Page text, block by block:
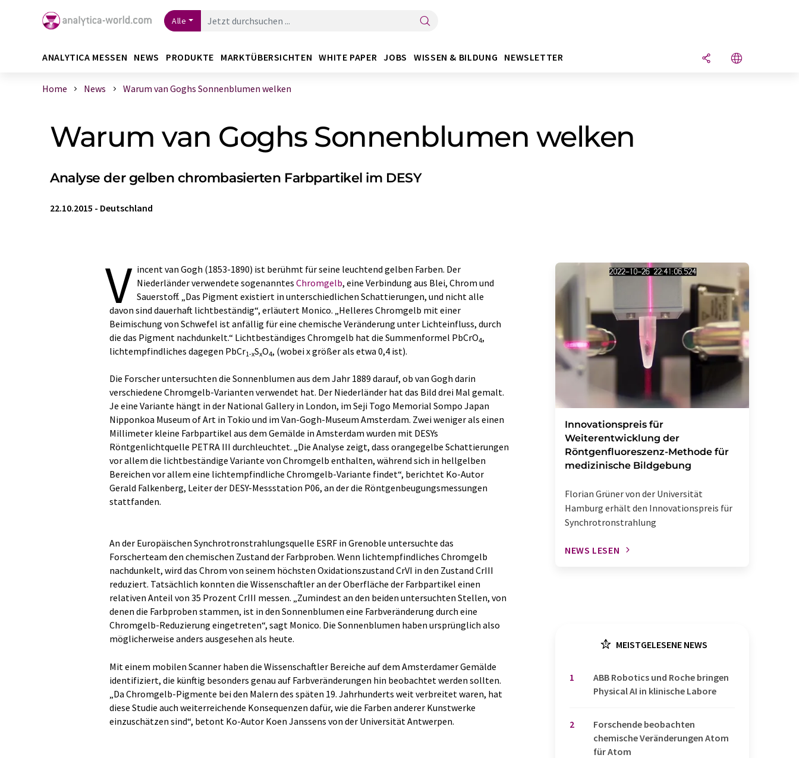
Alle
ANALYTICA MESSEN NEWS PRODUKTE MARKTÜBERSICHTEN WHITE PAPER JOBS WISSEN & BILDUNG NEWSLETTER
Home News Warum van Goghs Sonnenblumen welken
Warum van Goghs Sonnenblumen welken
Analyse der gelben chrombasierten Farbpartikel im DESY
22.10.2015 - Deutschland
V incent van Gogh (1853-1890) ist berühmt für seine leuchtend gelben Farben. Der
Niederländer verwendete sogenanntes Chromgelb, eine Verbindung aus Blei, Chrom und
Sauerstoff. „Das Pigment existiert in unterschiedlichen Schattierungen, und nicht alle
davon sind dauerhaft lichtbeständig“, erläutert Monico. „Helleres Chromgelb mit einer
Beimischung von Schwefel ist anfällig für eine chemische Veränderung unter Lichteinfluss, durch
die das Pigment nachdunkelt.“ Lichtbeständiges Chromgelb hat die Summenformel PbCrO4,
lichtempfindliches dagegen PbCr1-xSxO4, (wobei x größer als etwa 0,4 ist).
Die Forscher untersuchten die Sonnenblumen aus dem Jahr 1889 darauf, ob van Gogh darin
verschiedene Chromgelb-Varianten verwendet hat. Der Niederländer hat das Bild drei Mal gemalt.
Je eine Variante hängt in der National Gallery in London, im Seji Togo Memorial Sompo Japan
Nipponkoa Museum of Art in Tokio und im Van-Gogh-Museum Amsterdam. Zwei weniger als einen
Millimeter kleine Farbpartikel aus dem Gemälde in Amsterdam wurden mit DESYs
Röntgenlichtquelle PETRA III durchleuchtet. „Die Analyse zeigt, dass orangegelbe Schattierungen
vor allem die lichtbeständige Variante von Chromgelb enthalten, während sich in hellgelben
Bereichen vor allem eine lichtempfindliche Chromgelb-Variante findet“, berichtet Ko-Autor
Gerald Falkenberg, Leiter der DESY-Messstation P06, an der die Röntgenbeugungsmessungen
stattfanden.
An der Europäischen Synchrotronstrahlungsquelle ESRF in Grenoble untersuchte das
Forscherteam den chemischen Zustand der Farbproben. Wenn lichtempfindliches Chromgelb
nachdunkelt, wird das Chrom von seinem höchsten Oxidationszustand CrVI in den Zustand CrIII
reduziert. Tatsächlich konnten die Wissenschaftler an der Oberfläche der Farbpartikel einen
relativen Anteil von 35 Prozent CrIII messen. „Zumindest an den beiden untersuchten Stellen, von
denen die Farbproben stammen, ist in den Sonnenblumen eine Farbveränderung durch eine
Chromgelb-Reduzierung eingetreten“, sagt Monico. Die Sonnenblumen haben ursprünglich also
möglicherweise anders ausgesehen als heute.
Mit einem mobilen Scanner haben die Wissenschaftler Bereiche auf dem Amsterdamer Gemälde
identifiziert, die künftig besonders genau auf Farbveränderungen hin beobachtet werden sollten.
„Da Chromgelb-Pigmente bei den Malern des späten 19. Jahrhunderts weit verbreitet waren, hat
diese Studie auch weiterreichende Konsequenzen dafür, wie die Farben anderer Kunstwerke
einzuschätzen sind“, betont Ko-Autor Koen Janssens von der Universität Antwerpen.
Innovationspreis für
Weiterentwicklung der
Röntgenfluoreszenz-Methode für
medizinische Bildgebung
Florian Grüner von der Universität
Hamburg erhält den Innovationspreis für
Synchrotronstrahlung
NEWS LESEN
MEISTGELESENE NEWS
1
​​​​​​​ABB Robotics und Roche bringen
Physical AI in klinische Labore
2
Forschende beobachten
chemische Veränderungen Atom
für Atom